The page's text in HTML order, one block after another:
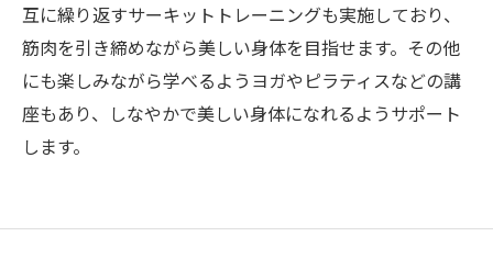
互に繰り返すサーキットトレーニングも実施しており、
筋肉を引き締めながら美しい身体を目指せます。その他
にも楽しみながら学べるようヨガやピラティスなどの講
座もあり、しなやかで美しい身体になれるようサポート
します。